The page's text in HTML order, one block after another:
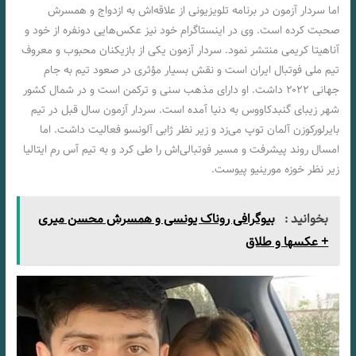
اما سردار آزمون در برنامه تلویزیونی از علاقه‌اش به ازدواج و همسرش
صحبت کرده است. وی در اینستاگرام خود نیز عکس‌هایی دونفره از خود و
آناهیتا کریمی منتشر نمود. سردار آزمون یکی از بازیکنان محبوب و معروف
تیم ملی فوتبال ایران است و نقش بسیار مؤثری در صعود تیم به جام
جهانی ۲۰۲۲ داشت. او دارای مذهب سنی و ترکمن است و در شمال کشور
شهر زیبای گنبدکاووس به دنیا آمده است. سردار آزمون سال قبل در تیم
بایرلورکوزن آلمان توپ می‌زد و زیر نظر ژابی آلونسو فعالیت داشت. اما
امسال روند پیشرفت و مسیر فوتبالی‌اش را طی کرد و به تیم آس رم ایتالیا
زیر نظر خوزه مورینیو پیوست.
بخوانید : بیوگرافی روناک یونسی و همسرش محسن میری
+ عکسها و طلاق